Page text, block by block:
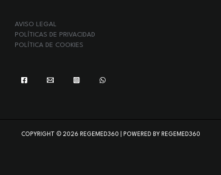
AVISO LEGAL
POLÍTICAS DE PRIVACIDAD
POLÍTICA DE COOKIES
COPYRIGHT © 2026 REGEMED360 | POWERED BY REGEMED360